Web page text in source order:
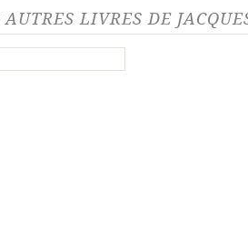
AUTRES LIVRES DE